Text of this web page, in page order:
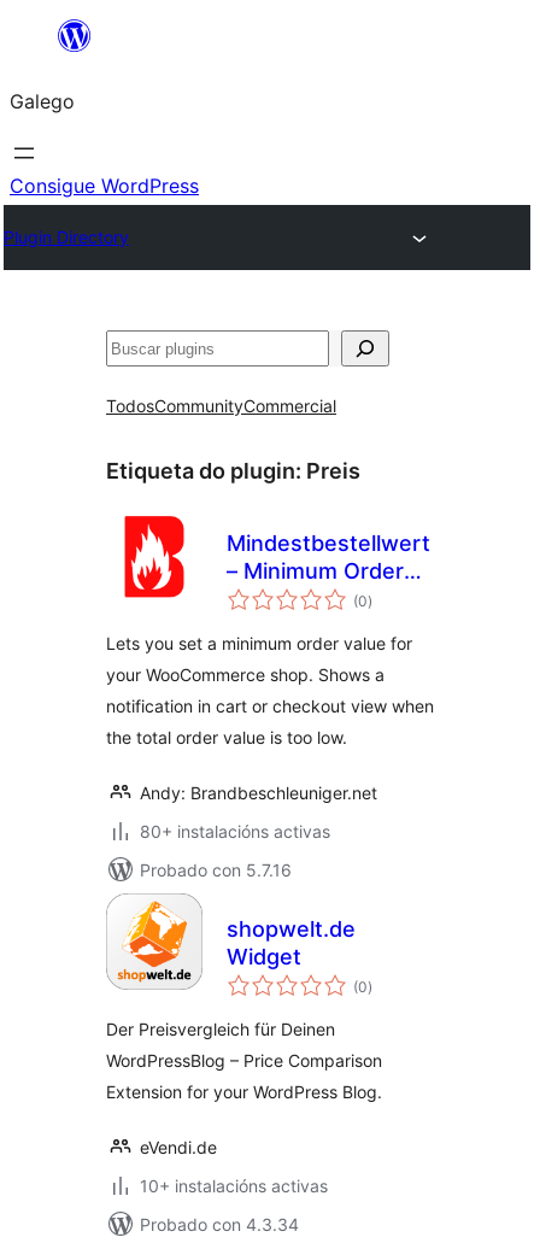
Saltar
contido
Galego
Consigue WordPress
Plugin Directory
Buscar
TodosCommunityCommercial
Etiqueta do plugin: Preis
Mindestbestellwert
– Minimum Order
Value for
(0valoracións
totais
)
Lets you set a minimum order value for
your WooCommerce shop. Shows a
notification in cart or checkout view when
the total order value is too low.
Andy: Brandbeschleuniger.net
80+ instalacións activas
Probado con 5.7.16
shopwelt.de
Widget
(0valoracións
totais
)
Der Preisvergleich für Deinen
WordPressBlog – Price Comparison
Extension for your WordPress Blog.
eVendi.de
10+ instalacións activas
Probado con 4.3.34